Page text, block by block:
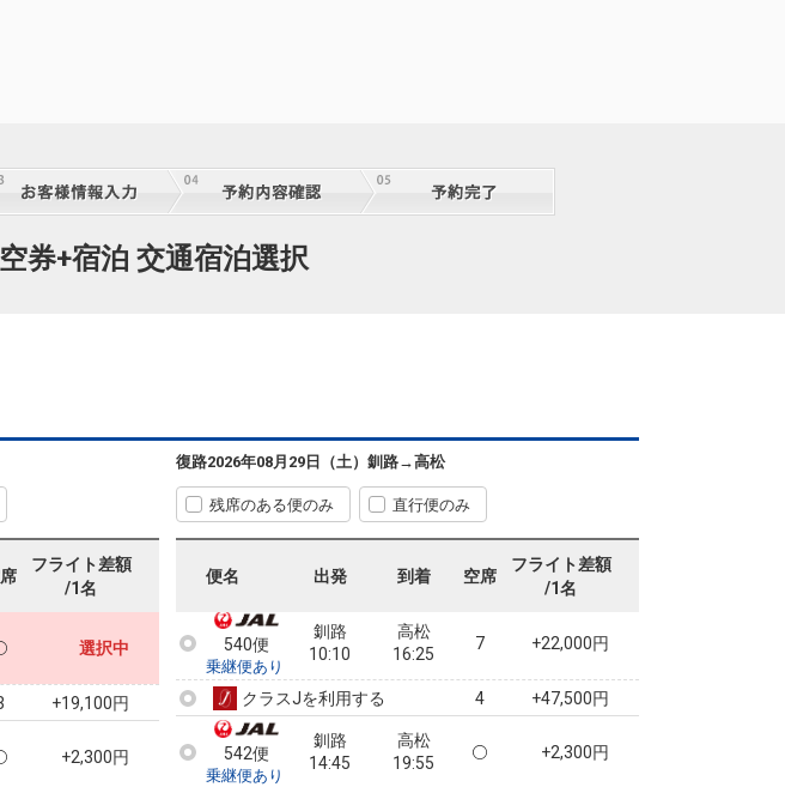
券+宿泊 交通宿泊選択
フライト差額
/1名
選択中
+19,100円
+2,300円
復路2026年08月29日（土） 釧路→高松
残席のある便のみ 直行便のみ
便名 出発 到着 空席
フライト差額
/1名
540便
釧路
10:10
高松
14:25
5 +22,000円
クラスJを利用する ― 円
540便
乗継便あり
釧路
10:10
高松
16:25
7 +22,000円
クラスJを利用する 4 +47,500円
542便
乗継便あり
釧路
14:45
高松
19:55
+2,300円